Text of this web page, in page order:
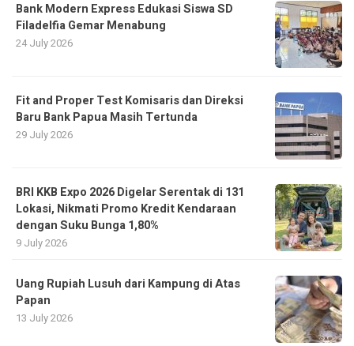
Bank Modern Express Edukasi Siswa SD
Filadelfia Gemar Menabung
24 July 2026
Fit and Proper Test Komisaris dan Direksi
Baru Bank Papua Masih Tertunda
29 July 2026
BRI KKB Expo 2026 Digelar Serentak di 131
Lokasi, Nikmati Promo Kredit Kendaraan
dengan Suku Bunga 1,80%
9 July 2026
Uang Rupiah Lusuh dari Kampung di Atas
Papan
13 July 2026